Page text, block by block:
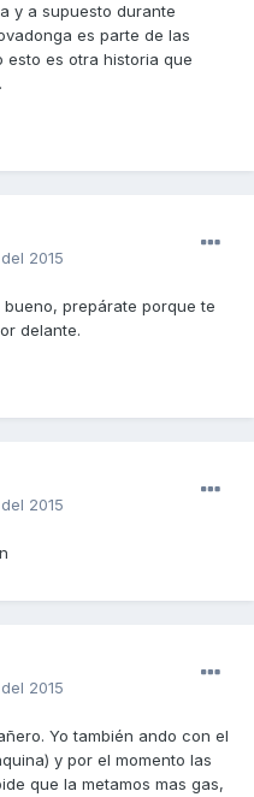
y a supuesto durante
es parte de las
esto es otra historia que
2015
prepárate porque te
delante.
2015
2015
Yo también ando con el
y por el momento las
que la metamos mas gas,